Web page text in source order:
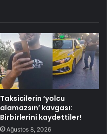
Taksicilerin ‘yolcu
alamazsın’ kavgası:
Birbirlerini kaydettiler!
Ağustos 8, 2026